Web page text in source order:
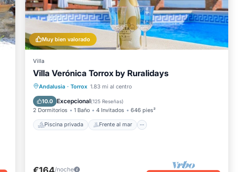
Muy bien valorado
Villa
Villa Verónica Torrox by Ruralidays
Andalusia · Torrox 1.83 mi al centro
10.0 Excepcional(125 Reseñas)
2 Dormitorios 1 Baño 4 Invitados 646 pies²
Piscina privada Frente al mar
Piscina privada
Frente al mar
Chimenea/Calefacción
/noche